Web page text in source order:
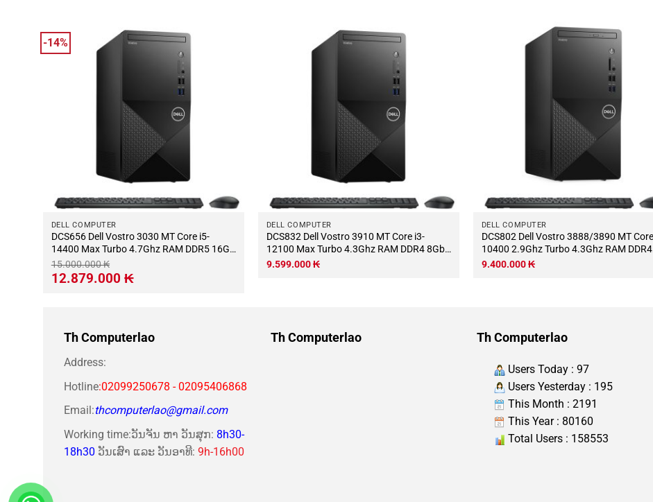
-14%
DELL COMPUTER
DCS656 Dell Vostro 3030 MT Core i5-
14400 Max Turbo 4.7Ghz RAM DDR5 16Gb
M.2 NVME 500Gb Wifi KB-Chuột (Không
có màn hình)
15.000.000₭
Giá
gốc
12.879.000 ₭Giá
hiện
DELL COMPUTER
DCS832 Dell Vostro 3910 MT Core i3-
12100 Max Turbo 4.3Ghz RAM DDR4 8Gb
M.2 NVME 250Gb Wifi KB-Chuột (Không
9.599.000₭
DELL COMPUTER
DCS802 Dell Vostro 3888/3890 MT Core i5-
10400 2.9Ghz Turbo 4.3Ghz RAM DDR4
16Gb M.2 NVME 500Gb Wifi KB-Chuột
9.400.000₭
Th Computerlao
Address:
Hotline:02099250678 - 02095406868
Email:thcomputerlao@gmail.com
Working time:ວັນຈັນ ຫາ ວັນສຸກ: 8h30-
18h30 ວັນເສົາ ແລະ ວັນອາທີ: 9h-16h00
Th Computerlao Th Computerlao
Users Today : 97
Users Yesterday : 195
This Month : 2191
This Year : 80160
Total Users : 158553